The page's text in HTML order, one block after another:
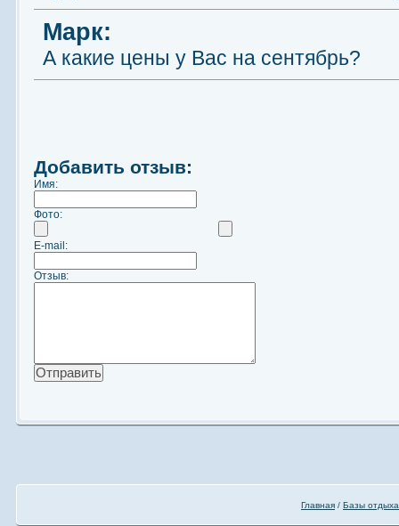
Марк:
А какие цены у Вас на сентябрь?
Добавить отзыв:
Имя:
Фото:
E-mail:
Отзыв:
Главная / Базы